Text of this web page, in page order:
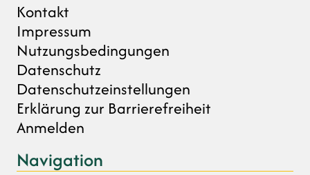
Kontakt
Impressum
Nutzungsbedingungen
Datenschutz
Datenschutzeinstellungen
Erklärung zur Barrierefreiheit
Anmelden
Navigation